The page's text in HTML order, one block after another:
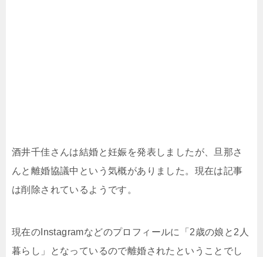
酒井千佳さんは結婚と妊娠を発表しましたが、旦那さ
んと離婚協議中という気概がありました。現在は記事
は削除されているようです。
現在のInstagramなどのプロフィールに「2歳の娘と2人
暮らし」となっているので離婚されたということでし